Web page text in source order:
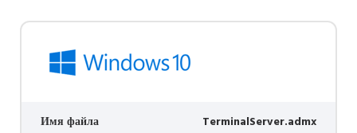
Имя файла TerminalServer.admx